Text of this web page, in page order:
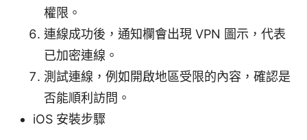
權限。
連線成功後，通知欄會出現 VPN 圖示，代表
已加密連線。
測試連線，例如開啟地區受限的內容，確認是
否能順利訪問。
iOS 安裝步驟